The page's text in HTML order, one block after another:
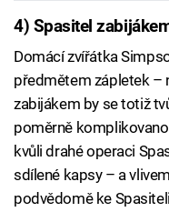
4) Spasitel
Domácí zvířátka
předmětem zápletek –
zabijákem by se totiž
poměrně
kvůli drahé operaci
sdílené kapsy – a
podvědomě ke